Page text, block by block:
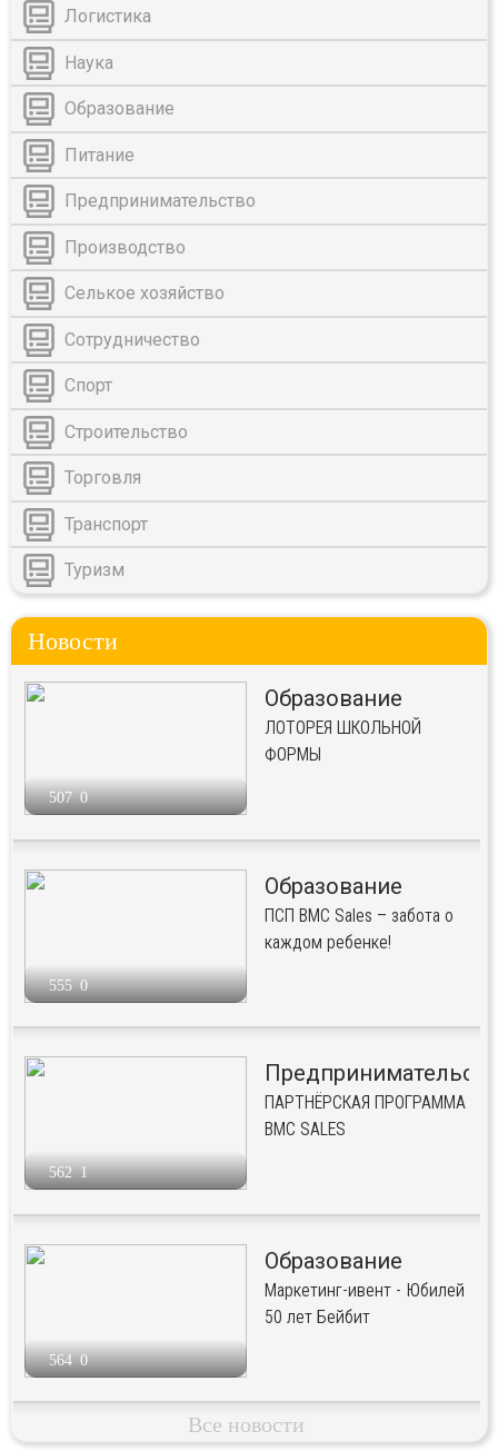
Логистика
Наука
Образование
Питание
Предпринимательство
Производство
Селькое хозяйство
Сотрудничество
Спорт
Строительство
Торговля
Транспорт
Туризм
Новости
507 0
Образование
ЛОТОРЕЯ ШКОЛЬНОЙ
ФОРМЫ
555 0
Образование
ПСП BMC Sales – забота о
каждом ребенке!
562 1
ПАРТНЁРСКАЯ ПРОГРАММА
BMC SALES
564 0
Образование
Маркетинг-ивент - Юбилей
50 лет Бейбит
Все новости